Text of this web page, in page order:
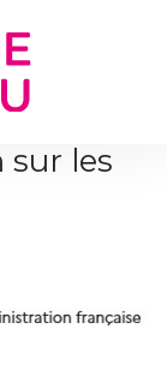
sur les